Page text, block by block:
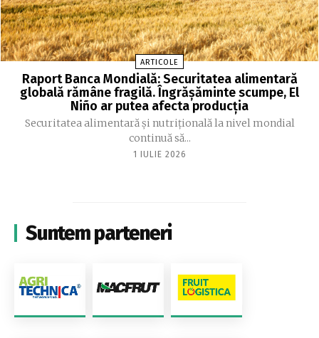
ARTICOLE
Raport Banca Mondială: Securitatea alimentară
globală rămâne fragilă. Îngrășăminte scumpe, El
Niño ar putea afecta producția
Securitatea alimentară și nutrițională la nivel mondial
continuă să...
1 IULIE 2026
Suntem parteneri